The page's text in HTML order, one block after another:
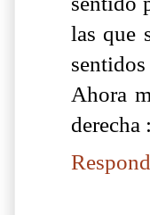
las que
Ahora
derecha